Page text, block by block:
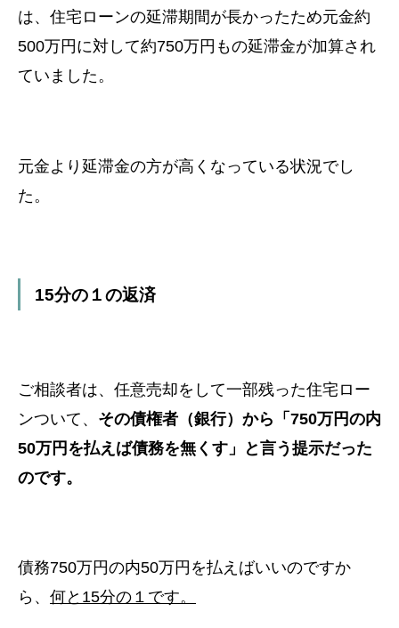
は、 住宅ローンの延滞期間が長かったため元金約
500万円に対して約750万円もの延滞金が加算され
ていました。
元金より延滞金の方が高くなっている状況でし
た。
15分の１の返済
ご相談者は、任意売却をして一部残った住宅ロー
ンついて、 その債権者（銀行）から 「750万円の内
50万円を払えば債務を無くす」
と言う提示だった
のです。
債務750万円の内50万円を払えばいいのですか
ら、 何と15分の１です。